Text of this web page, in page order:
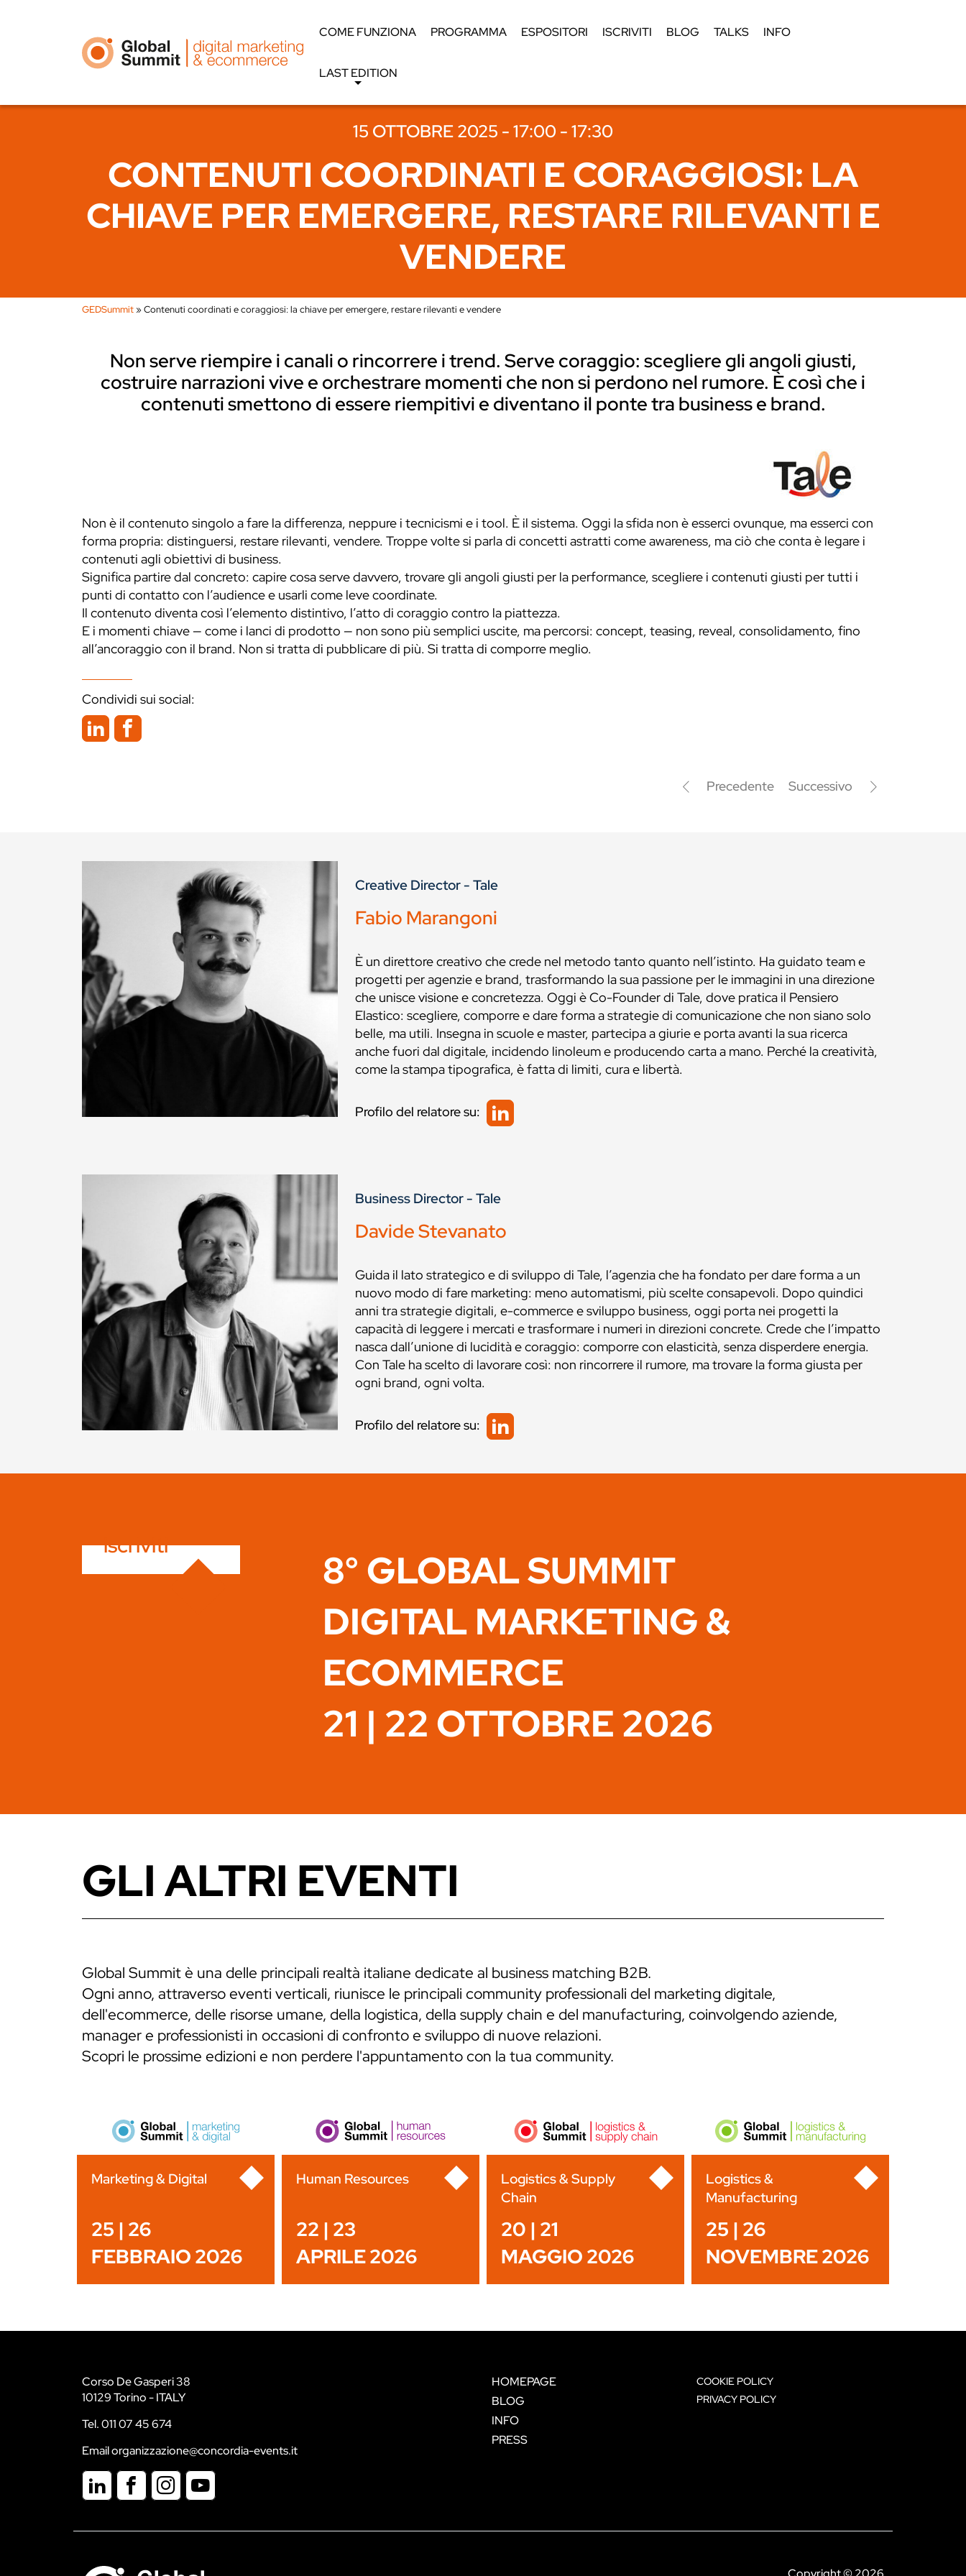
COME FUNZIONA PROGRAMMA ESPOSITORI ISCRIVITI BLOG TALKS INFO
LAST EDITION
15 OTTOBRE 2025 - 17:00 - 17:30
CONTENUTI COORDINATI E CORAGGIOSI: LA
CHIAVE PER EMERGERE, RESTARE RILEVANTI E
VENDERE
GEDSummit»Contenuti coordinati e coraggiosi: la chiave per emergere, restare rilevanti e vendere
Non serve riempire i canali o rincorrere i trend. Serve coraggio: scegliere gli angoli giusti,
costruire narrazioni vive e orchestrare momenti che non si perdono nel rumore. È così che i
contenuti smettono di essere riempitivi e diventano il ponte tra business e brand.
Non è il contenuto singolo a fare la differenza, neppure i tecnicismi e i tool. È il sistema. Oggi la sfida non è esserci ovunque, ma esserci con
forma propria: distinguersi, restare rilevanti, vendere. Troppe volte si parla di concetti astratti come awareness, ma ciò che conta è legare i
contenuti agli obiettivi di business.
Significa partire dal concreto: capire cosa serve davvero, trovare gli angoli giusti per la performance, scegliere i contenuti giusti per tutti i
punti di contatto con l’audience e usarli come leve coordinate.
Il contenuto diventa così l’elemento distintivo, l’atto di coraggio contro la piattezza.
E i momenti chiave — come i lanci di prodotto — non sono più semplici uscite, ma percorsi: concept, teasing, reveal, consolidamento, fino
all’ancoraggio con il brand. Non si tratta di pubblicare di più. Si tratta di comporre meglio.
Condividi sui social:
Precedente Successivo
Creative Director - Tale
Fabio Marangoni
È un direttore creativo che crede nel metodo tanto quanto nell’istinto. Ha guidato team e
progetti per agenzie e brand, trasformando la sua passione per le immagini in una direzione
che unisce visione e concretezza. Oggi è Co-Founder di Tale, dove pratica il Pensiero
Elastico: scegliere, comporre e dare forma a strategie di comunicazione che non siano solo
belle, ma utili. Insegna in scuole e master, partecipa a giurie e porta avanti la sua ricerca
anche fuori dal digitale, incidendo linoleum e producendo carta a mano. Perché la creatività,
come la stampa tipografica, è fatta di limiti, cura e libertà.
Profilo del relatore su:
Business Director - Tale
Davide Stevanato
Guida il lato strategico e di sviluppo di Tale, l’agenzia che ha fondato per dare forma a un
nuovo modo di fare marketing: meno automatismi, più scelte consapevoli. Dopo quindici
anni tra strategie digitali, e-commerce e sviluppo business, oggi porta nei progetti la
capacità di leggere i mercati e trasformare i numeri in direzioni concrete. Crede che l’impatto
nasca dall’unione di lucidità e coraggio: comporre con elasticità, senza disperdere energia.
Con Tale ha scelto di lavorare così: non rincorrere il rumore, ma trovare la forma giusta per
ogni brand, ogni volta.
Profilo del relatore su:
iscriviti
8° GLOBAL SUMMIT
DIGITAL MARKETING &
ECOMMERCE
21 | 22 OTTOBRE 2026
GLI ALTRI EVENTI
Global Summit è una delle principali realtà italiane dedicate al business matching B2B.
Ogni anno, attraverso eventi verticali, riunisce le principali community professionali del marketing digitale,
dell'ecommerce, delle risorse umane, della logistica, della supply chain e del manufacturing, coinvolgendo aziende,
manager e professionisti in occasioni di confronto e sviluppo di nuove relazioni.
Scopri le prossime edizioni e non perdere l'appuntamento con la tua community.
Marketing & Digital
25 | 26
FEBBRAIO 2026
Human Resources
22 | 23
APRILE 2026
Logistics & Supply
Chain
20 | 21
MAGGIO 2026
Logistics &
Manufacturing
25 | 26
NOVEMBRE 2026
Corso De Gasperi 38
10129 Torino - ITALY
Tel. 011 07 45 674
Email organizzazione@concordia-events.it
HOMEPAGE
BLOG
INFO
PRESS
COOKIE POLICY
PRIVACY POLICY